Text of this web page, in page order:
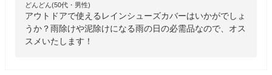
どんどん(50代・男性)
アウトドアで使えるレインシューズカバーはいかがでしょ
うか？雨除けや泥除けになる雨の日の必需品なので、オス
スメいたします！